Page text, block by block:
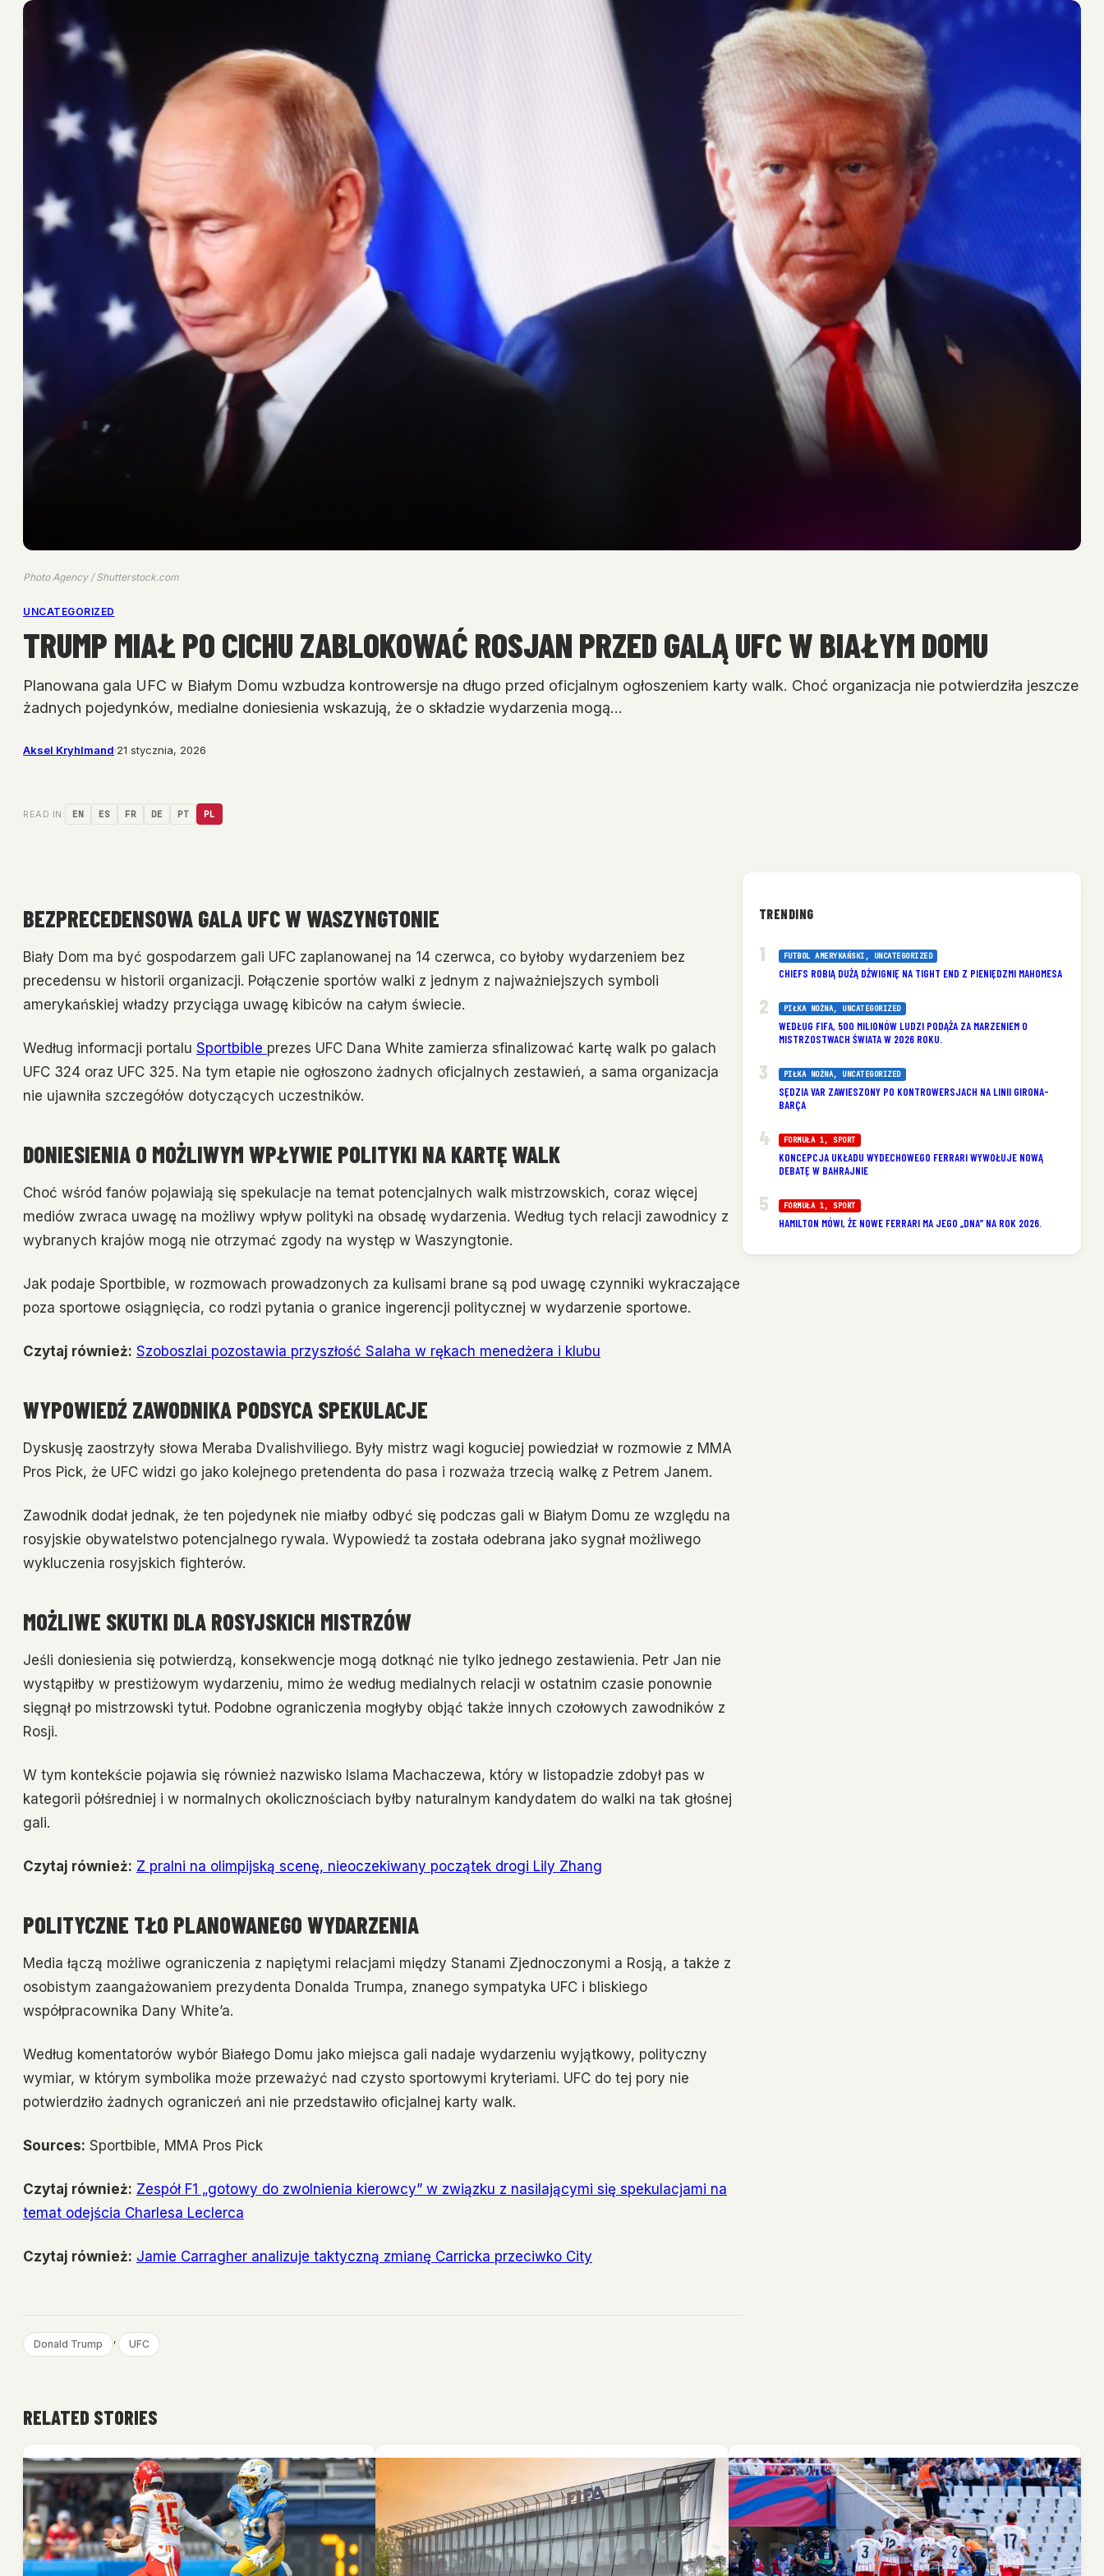
Photo Agency / Shutterstock.com
UNCATEGORIZED
TRUMP MIAŁ PO CICHU ZABLOKOWAĆ ROSJAN PRZED GALĄ UFC W BIAŁYM DOMU
Planowana gala UFC w Białym Domu wzbudza kontrowersje na długo przed oficjalnym ogłoszeniem karty walk. Choć organizacja nie potwierdziła jeszcze
żadnych pojedynków, medialne doniesienia wskazują, że o składzie wydarzenia mogą…
Aksel Kryhlmand·21 stycznia, 2026
READ IN: EN ES FR DE PT PL
BEZPRECEDENSOWA GALA UFC W WASZYNGTONIE
Biały Dom ma być gospodarzem gali UFC zaplanowanej na 14 czerwca, co byłoby wydarzeniem bez
precedensu w historii organizacji. Połączenie sportów walki z jednym z najważniejszych symboli
amerykańskiej władzy przyciąga uwagę kibiców na całym świecie.
Według informacji portalu Sportbible prezes UFC Dana White zamierza sfinalizować kartę walk po galach
UFC 324 oraz UFC 325. Na tym etapie nie ogłoszono żadnych oficjalnych zestawień, a sama organizacja
nie ujawniła szczegółów dotyczących uczestników.
DONIESIENIA O MOŻLIWYM WPŁYWIE POLITYKI NA KARTĘ WALK
Choć wśród fanów pojawiają się spekulacje na temat potencjalnych walk mistrzowskich, coraz więcej
mediów zwraca uwagę na możliwy wpływ polityki na obsadę wydarzenia. Według tych relacji zawodnicy z
wybranych krajów mogą nie otrzymać zgody na występ w Waszyngtonie.
Jak podaje Sportbible, w rozmowach prowadzonych za kulisami brane są pod uwagę czynniki wykraczające
poza sportowe osiągnięcia, co rodzi pytania o granice ingerencji politycznej w wydarzenie sportowe.
Czytaj również: Szoboszlai pozostawia przyszłość Salaha w rękach menedżera i klubu
WYPOWIEDŹ ZAWODNIKA PODSYCA SPEKULACJE
Dyskusję zaostrzyły słowa Meraba Dvalishviliego. Były mistrz wagi koguciej powiedział w rozmowie z MMA
Pros Pick, że UFC widzi go jako kolejnego pretendenta do pasa i rozważa trzecią walkę z Petrem Janem.
Zawodnik dodał jednak, że ten pojedynek nie miałby odbyć się podczas gali w Białym Domu ze względu na
rosyjskie obywatelstwo potencjalnego rywala. Wypowiedź ta została odebrana jako sygnał możliwego
wykluczenia rosyjskich fighterów.
MOŻLIWE SKUTKI DLA ROSYJSKICH MISTRZÓW
Jeśli doniesienia się potwierdzą, konsekwencje mogą dotknąć nie tylko jednego zestawienia. Petr Jan nie
wystąpiłby w prestiżowym wydarzeniu, mimo że według medialnych relacji w ostatnim czasie ponownie
sięgnął po mistrzowski tytuł. Podobne ograniczenia mogłyby objąć także innych czołowych zawodników z
Rosji.
W tym kontekście pojawia się również nazwisko Islama Machaczewa, który w listopadzie zdobył pas w
kategorii półśredniej i w normalnych okolicznościach byłby naturalnym kandydatem do walki na tak głośnej
gali.
Czytaj również: Z pralni na olimpijską scenę, nieoczekiwany początek drogi Lily Zhang
POLITYCZNE TŁO PLANOWANEGO WYDARZENIA
Media łączą możliwe ograniczenia z napiętymi relacjami między Stanami Zjednoczonymi a Rosją, a także z
osobistym zaangażowaniem prezydenta Donalda Trumpa, znanego sympatyka UFC i bliskiego
współpracownika Dany White’a.
Według komentatorów wybór Białego Domu jako miejsca gali nadaje wydarzeniu wyjątkowy, polityczny
wymiar, w którym symbolika może przeważyć nad czysto sportowymi kryteriami. UFC do tej pory nie
potwierdziło żadnych ograniczeń ani nie przedstawiło oficjalnej karty walk.
Sources: Sportbible, MMA Pros Pick
Czytaj również: Zespół F1 „gotowy do zwolnienia kierowcy” w związku z nasilającymi się spekulacjami na
temat odejścia Charlesa Leclerca
Czytaj również: Jamie Carragher analizuje taktyczną zmianę Carricka przeciwko City
Donald Trump , UFC
TRENDING
FUTBOL AMERYKAŃSKI, UNCATEGORIZED
CHIEFS ROBIĄ DUŻĄ DŹWIGNIĘ NA TIGHT END Z PIENIĘDZMI MAHOMESA
PIŁKA NOŻNA, UNCATEGORIZED
WEDŁUG FIFA, 500 MILIONÓW LUDZI PODĄŻA ZA MARZENIEM O
MISTRZOSTWACH ŚWIATA W 2026 ROKU.
PIŁKA NOŻNA, UNCATEGORIZED
SĘDZIA VAR ZAWIESZONY PO KONTROWERSJACH NA LINII GIRONA-
BARÇA
FORMUŁA 1, SPORT
KONCEPCJA UKŁADU WYDECHOWEGO FERRARI WYWOŁUJE NOWĄ
DEBATĘ W BAHRAJNIE
FORMUŁA 1, SPORT
HAMILTON MÓWI, ŻE NOWE FERRARI MA JEGO „DNA” NA ROK 2026.
RELATED STORIES